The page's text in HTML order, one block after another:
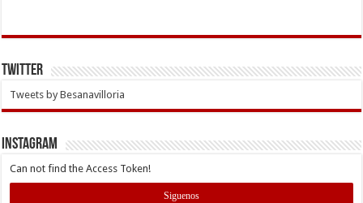
Twitter
Tweets by Besanavilloria
INSTAGRAM
Can not find the Access Token!
Siguenos